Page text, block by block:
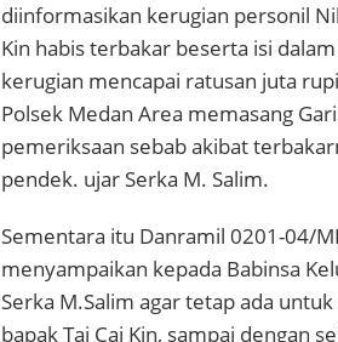
diinformasikan kerugian personil
Kin habis terbakar beserta isi
kerugian mencapai ratusan juta
Polsek Medan Area memasang
pemeriksaan sebab akibat
pendek. ujar Serka M. Salim.
Sementara itu Danramil 0201-04/
menyampaikan kepada Babinsa
Serka M.Salim agar tetap ada
bapak Tai Cai Kin, sampai dengan